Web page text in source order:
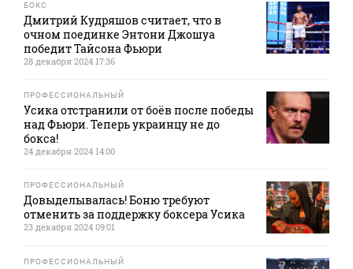
БОКС
Дмитрий Кудряшов считает, что в
очном поединке Энтони Джошуа
победит Тайсона Фьюри
28 декабря 2024 17:36
ПРОФЕССИОНАЛЬНЫЙ
Усика отстранили от боёв после победы
над Фьюри. Теперь украинцу не до
бокса!
24 декабря 2024 14:00
ПРОФЕССИОНАЛЬНЫЙ
Довыделывалась! Боню требуют
отменить за поддержку боксера Усика
23 декабря 2024 09:01
ПРОФЕССИОНАЛЬНЫЙ